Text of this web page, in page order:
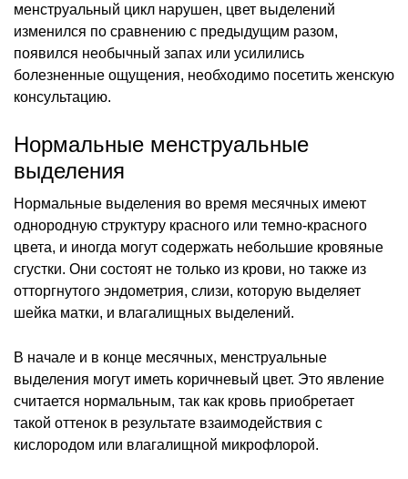
менструальный цикл нарушен, цвет выделений
изменился по сравнению с предыдущим разом,
появился необычный запах или усилились
болезненные ощущения, необходимо посетить женскую
консультацию.
Нормальные менструальные
выделения
Нормальные выделения во время месячных имеют
однородную структуру красного или темно-красного
цвета, и иногда могут содержать небольшие кровяные
сгустки. Они состоят не только из крови, но также из
отторгнутого эндометрия, слизи, которую выделяет
шейка матки, и влагалищных выделений.
В начале и в конце месячных, менструальные
выделения могут иметь коричневый цвет. Это явление
считается нормальным, так как кровь приобретает
такой оттенок в результате взаимодействия с
кислородом или влагалищной микрофлорой.